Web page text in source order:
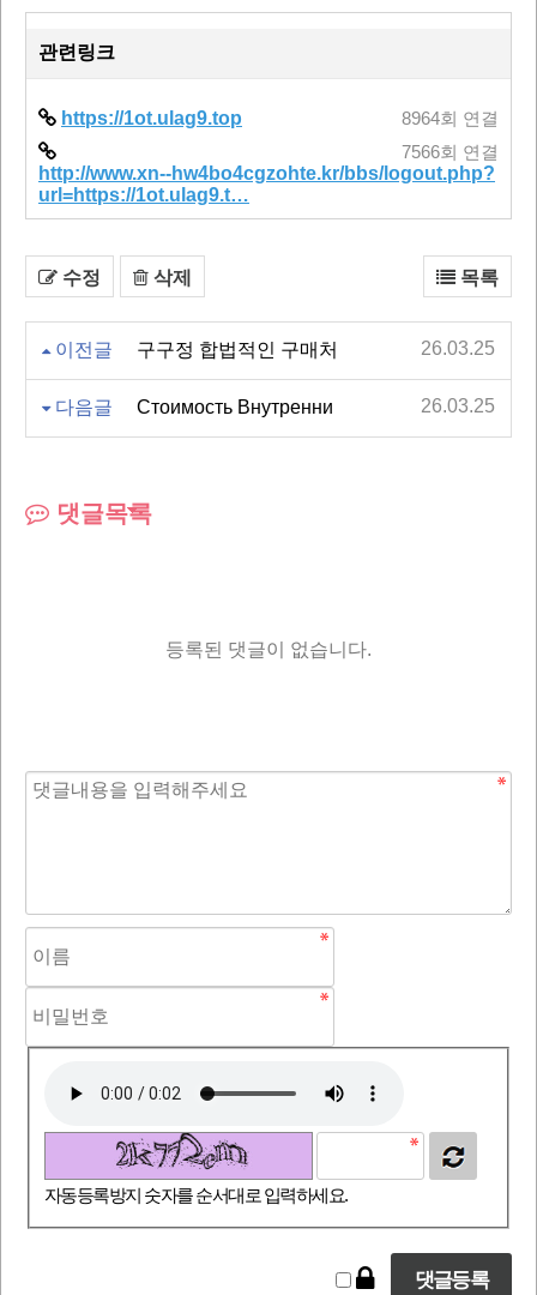
관련링크
https://1ot.ulag9.top 8964회 연결
http://www.xn--hw4bo4cgzohte.kr/bbs/logout.php?
url=https://1ot.ulag9.t…
7566회 연결
수정 삭제 목록
이전글 구구정 합법적인 구매처 26.03.25
다음글 Стоимость Внутренни 26.03.25
댓글목록
등록된 댓글이 없습니다.
자동등록방지 숫자를 순서대로 입력하세요.